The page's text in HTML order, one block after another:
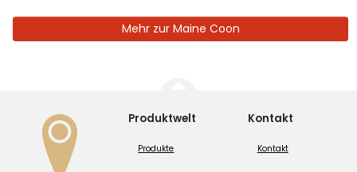
Mehr zur Maine Coon
Produktwelt
Produkte
Kontakt
Kontakt